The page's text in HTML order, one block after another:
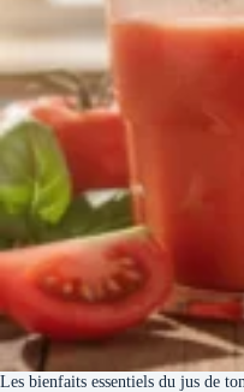
Les bienfaits essentiels du jus de